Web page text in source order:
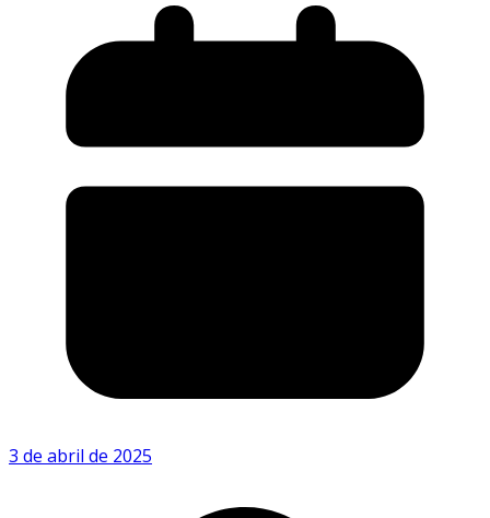
3 de abril de 2025